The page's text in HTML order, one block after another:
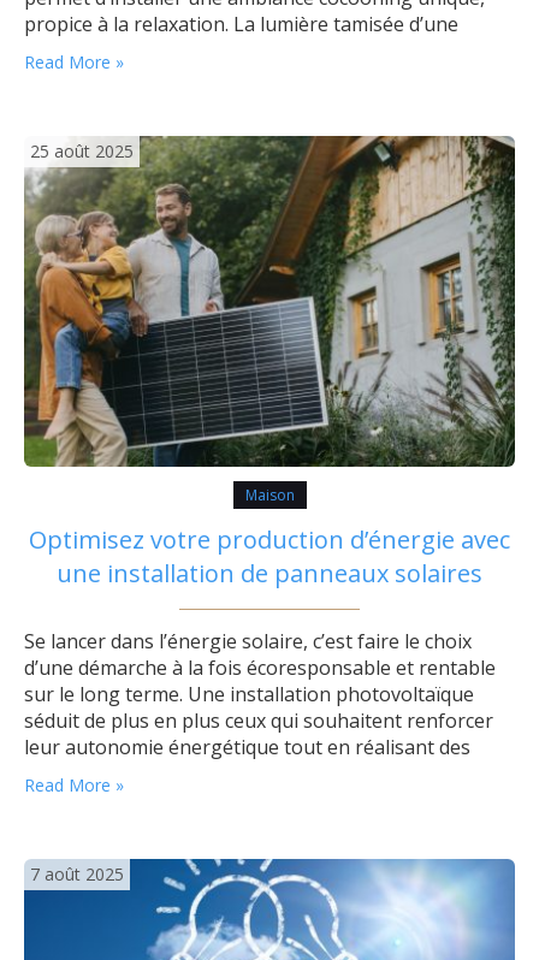
propice à la relaxation. La lumière tamisée d’une
flamme qui danse doucement enveloppe la pièce dans
une atmosphère apaisante, invitant naturellement à
Read More »
25 août 2025
Maison
Optimisez votre production d’énergie avec
une installation de panneaux solaires
Se lancer dans l’énergie solaire, c’est faire le choix
d’une démarche à la fois écoresponsable et rentable
sur le long terme. Une installation photovoltaïque
séduit de plus en plus ceux qui souhaitent renforcer
leur autonomie énergétique tout en réalisant des
économies concrètes. Cependant, pour optimiser la
production d’électricité solaire, il est essentiel de
Read More »
7 août 2025